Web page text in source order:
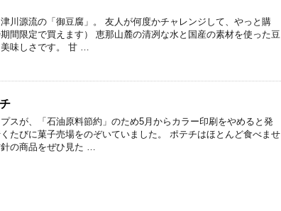
川源流の「御豆腐」。 友人が何度かチャレンジして、やっと購
間限定で買えます） 恵那山麓の清冽な水と国産の素材を使った豆
味しさです。 甘 …
スが、「石油原料節約」のため5月からカラー印刷をやめると発
たびに菓子売場をのぞいていました。 ポテチはほとんど食べませ
の商品をぜひ見た …